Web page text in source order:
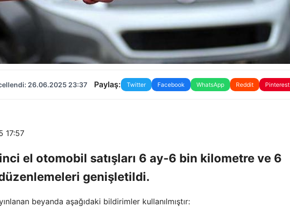
26.06.2025 23:37 Paylaş: Twitter Facebook WhatsApp Reddit Pinterest
17:57
el otomobil satışları 6 ay-6 bin kilometre ve 6
genişletildi.
beyanda aşağıdaki bildirimler kullanılmıştır: